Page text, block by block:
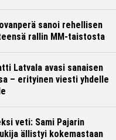
sanoi rehellisen
rallin MM-taistosta
Latvala avasi sanaisen
– erityinen viesti yhdelle
veti: Sami Pajarin
ällistyi kokemastaan